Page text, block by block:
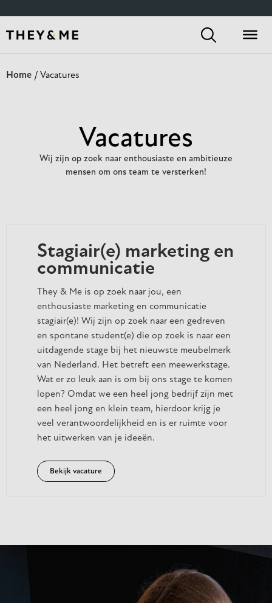
Home / Vacatures
Vacatures
Wij zijn op zoek naar enthousiaste en ambitieuze
mensen om ons team te versterken!
Stagiair(e) marketing en
communicatie
They & Me is op zoek naar jou, een
enthousiaste marketing en communicatie
stagiair(e)! Wij zijn op zoek naar een gedreven
en spontane student(e) die op zoek is naar een
uitdagende stage bij het nieuwste meubelmerk
van Nederland. Het betreft een meewerkstage.
Wat er zo leuk aan is om bij ons stage te komen
lopen? Omdat we een heel jong bedrijf zijn met
een heel jong en klein team, hierdoor krijg je
veel verantwoordelijkheid en is er ruimte voor
het uitwerken van je ideeën.
Bekijk vacature
Voeg je header hier toe